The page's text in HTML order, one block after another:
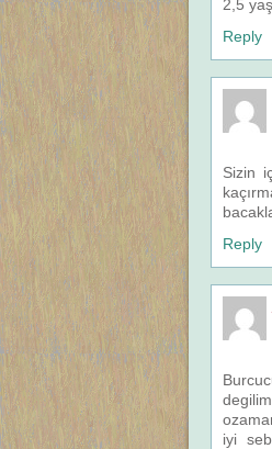
2,5
Reply
Sizin
Reply
iyi